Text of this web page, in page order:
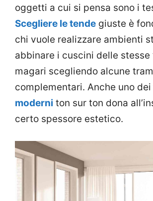
oggetti a cui si pensa sono i
Scegliere le tende giuste è
chi vuole realizzare ambienti
abbinare i cuscini delle stesse
magari scegliendo alcune
complementari. Anche uno dei
moderni ton sur ton dona
certo spessore estetico.